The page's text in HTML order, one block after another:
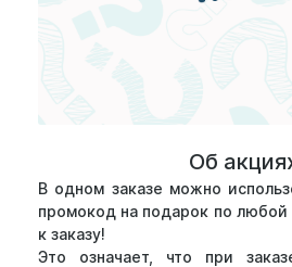
Об
В одном заказе можно
промокод на подарок по
к заказу!
Это означает, что при